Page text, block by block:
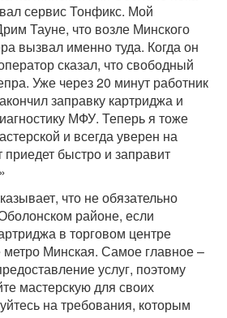
сервис Тонфикс. Мой
Тауне, что возле Минского
вызвал именно туда. Когда он
сказал, что свободный
Уже через 20 минут работник
заправку картриджа и
МФУ. Теперь я тоже
и всегда уверен на
приедет быстро и заправит
что не обязательно
районе, если
в торговом центре
Минская. Самое главное –
услуг, поэтому
мастерскую для своих
на требования, которым